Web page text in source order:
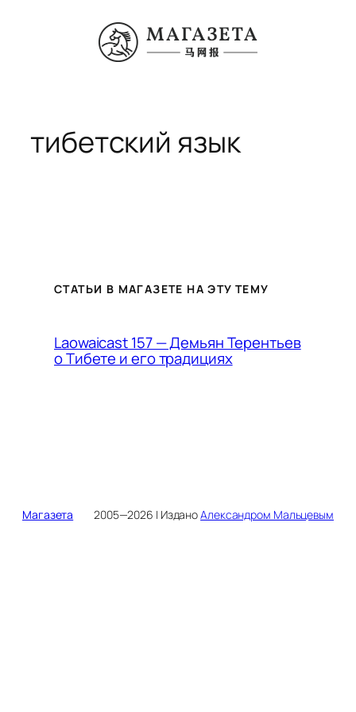
содержимому
тибетский язык
СТАТЬИ В МАГАЗЕТЕ НА ЭТУ ТЕМУ
Laowaicast 157 — Демьян Терентьев
о Тибете и его традициях
Магазета 2005—2026 | ИзданоАлександром Мальцевым